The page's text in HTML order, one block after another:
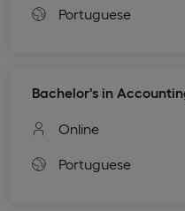
Portuguese
Bachelor's in
Online
Portuguese